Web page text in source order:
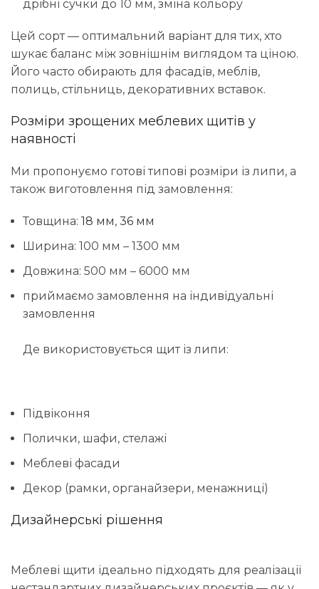
дрібні сучки до 10 мм, зміна кольору
Цей сорт — оптимальний варіант для тих, хто
шукає баланс між зовнішнім виглядом та ціною.
Його часто обирають для фасадів, меблів,
полиць, стільниць, декоративних вставок.
Розміри зрощених меблевих щитів у
наявності
Ми пропонуємо готові типові розміри із липи, а
також виготовлення під замовлення:
Товщина: 18 мм, 36 мм
Ширина: 100 мм – 1300 мм
Довжина: 500 мм – 6000 мм
приймаємо замовлення на індивідуальні
замовлення
Де використовується щит із липи:
Підвіконня
Полички, шафи, стелажі
Меблеві фасади
Декор (рамки, органайзери, менажниці)
Дизайнерські рішення
Меблеві щити ідеально підходять для реалізації